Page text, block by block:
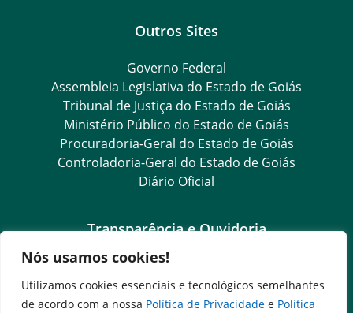
Nós usamos cookies!
Utilizamos cookies essenciais e tecnológicos semelhantes
de acordo com a nossa Política de Privacidade e Política
Outros Sites
Governo Federal
Assembleia Legislativa do Estado de Goiás
Tribunal de Justiça do Estado de Goiás
Ministério Público do Estado de Goiás
Procuradoria-Geral do Estado de Goiás
Controladoria-Geral do Estado de Goiás
Diário Oficial
Transparência e Ouvidoria
LGPD
Goiás Transparência
Dados Abertos Goiás